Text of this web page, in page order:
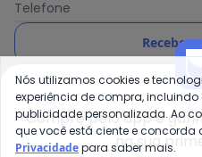
Telefone
Receber
Ao enviar o cadastro, você
de
Compre pelo app e
na sua
Nós utilizamos cookies e
experiência de compra,
publicidade personalizada. Ao
que você está ciente e concorda
Privacidadepara saber mais.